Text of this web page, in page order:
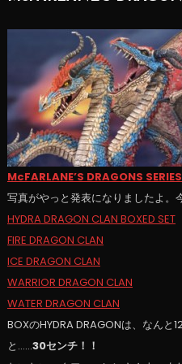
McFARLANE’S DRAGONS
写真がやっと発表になりましたよ。
HYDRA DRAGON CLAN BOXED SET
FIRE DRAGON CLAN
ICE DRAGON CLAN
WARRIOR DRAGON CLAN
WATER DRAGON CLAN
BOXのHYDRA DRAGONは、なんと
と……30センチ！！